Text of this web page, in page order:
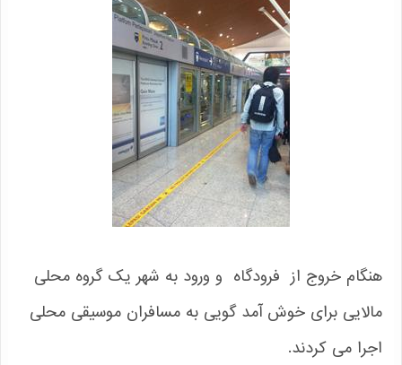
هنگام خروج از فرودگاه و ورود به شهر یک گروه محلی
مالایی برای خوش آمد گویی به مسافران موسیقی محلی
اجرا می کردند.